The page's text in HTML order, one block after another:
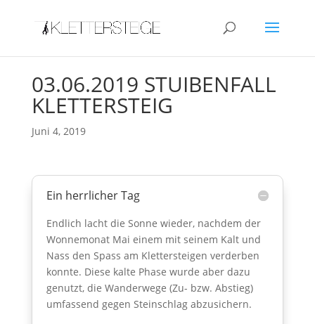
03.06.2019 STUIBENFALL
KLETTERSTEIG
Juni 4, 2019
Ein herrlicher Tag
Endlich lacht die Sonne wieder, nachdem der
Wonnemonat Mai einem mit seinem Kalt und
Nass den Spass am Klettersteigen verderben
konnte. Diese kalte Phase wurde aber dazu
genutzt, die Wanderwege (Zu- bzw. Abstieg)
umfassend gegen Steinschlag abzusichern.